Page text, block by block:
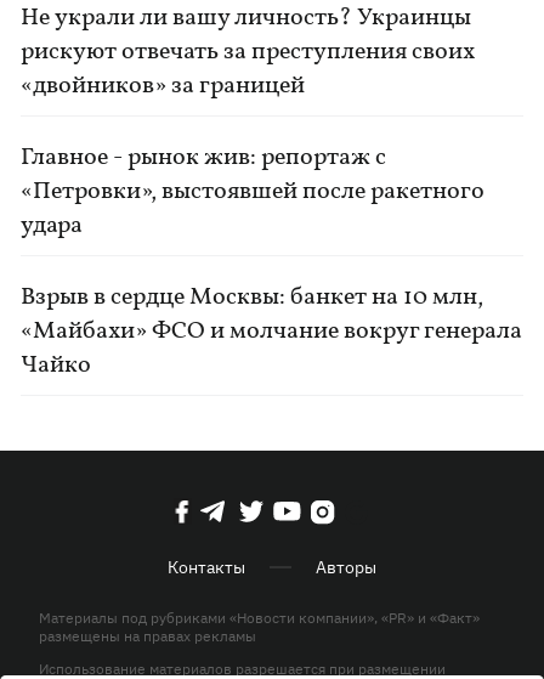
Не украли ли вашу личность? Украинцы
рискуют отвечать за преступления своих
«двойников» за границей
Главное - рынок жив: репортаж с
«Петровки», выстоявшей после ракетного
удара
Взрыв в сердце Москвы: банкет на 10 млн,
«Майбахи» ФСО и молчание вокруг генерала
Чайко
Контакты Авторы
Материалы под рубриками «Новости компании», «PR» и «Факт»
размещены на правах рекламы
Использование материалов разрешается при размещении